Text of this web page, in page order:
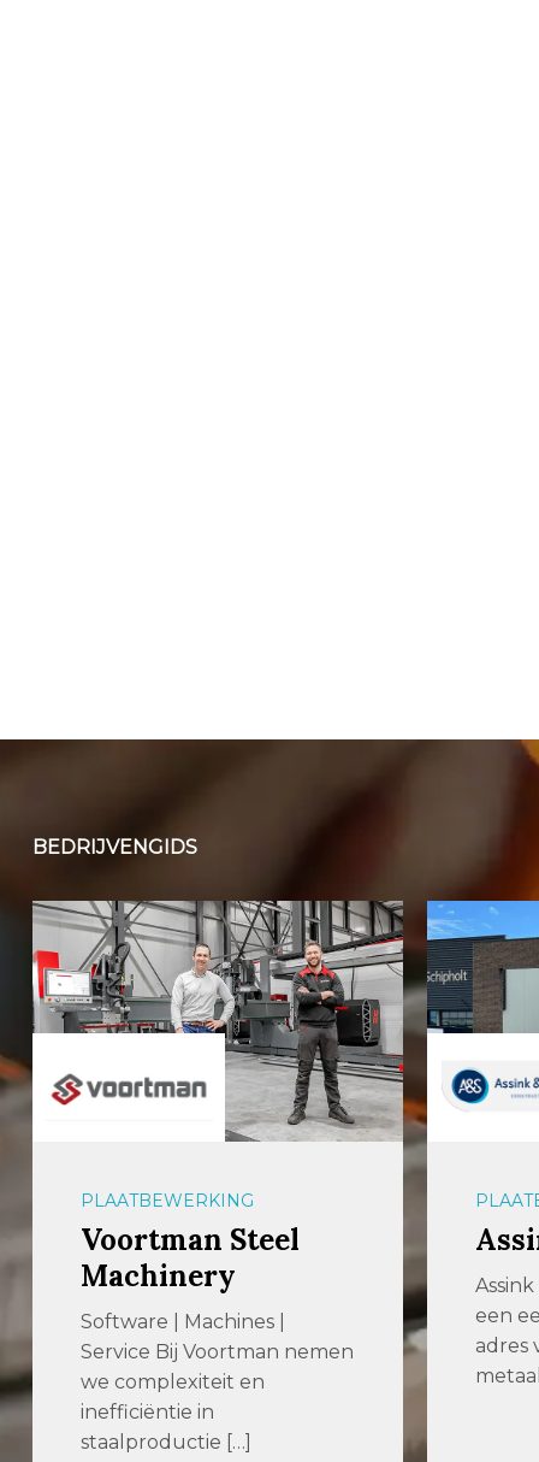
BEDRIJVENGIDS
PLAATBEWERKING
Voortman Steel
Machinery
Software | Machines |
Service Bij Voortman nemen
we complexiteit en
inefficiëntie in
staalproductie […]
een
adres